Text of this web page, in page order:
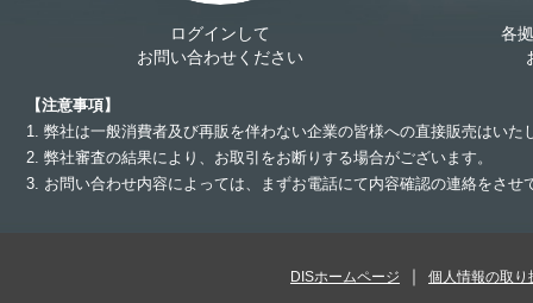
ログインして
お問い合わせください
各
【注意事項】
1. 弊社は一般消費者及び再販を伴わない企業の皆様への直接販売はいた
2. 弊社審査の結果により、お取引をお断りする場合がございます。
3. お問い合わせ内容によっては、まずお電話にて内容確認の連絡をさ
DISホームページ 個人情報の取り